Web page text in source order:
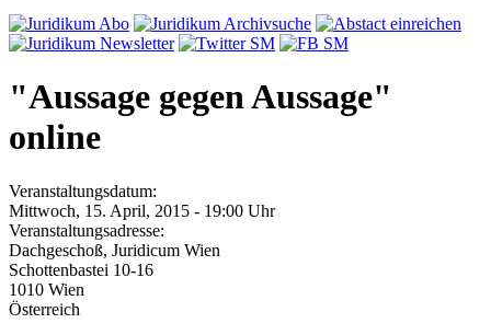
"Aussage gegen Aussage"
online
Veranstaltungsdatum:
Mittwoch, 15. April, 2015 - 19:00 Uhr
Veranstaltungsadresse:
Dachgeschoß, Juridicum Wien
Schottenbastei 10-16
1010 Wien
Österreich